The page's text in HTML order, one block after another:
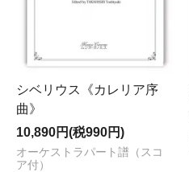
シベリウス《カレリア序
曲》
10,890円(税990円)
オーケストラパート譜（スコ
ア付）